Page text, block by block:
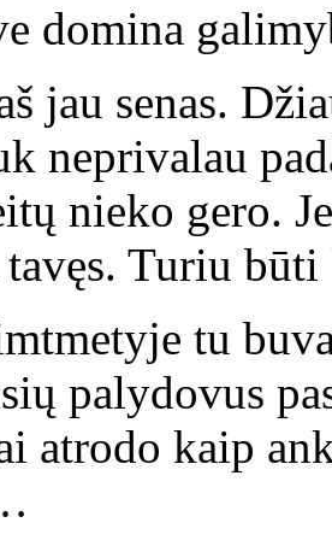
domina
jau senas.
neprivalau
nieko gero.
Turiu
tu
palydovus
atrodo kaip